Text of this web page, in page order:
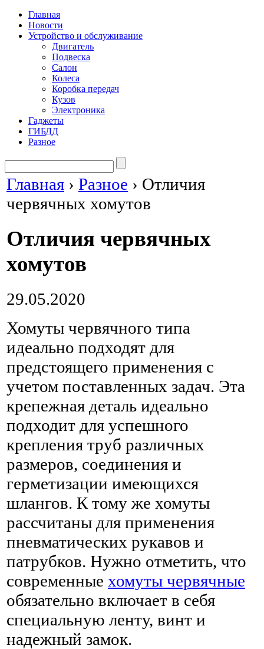
Главная
Новости
Устройство и обслуживание
Двигатель
Подвеска
Салон
Колеса
Коробка передач
Кузов
Электроника
Гаджеты
ГИБДД
Разное
Главная › Разное › Отличия
червячных хомутов
Отличия червячных
хомутов
29.05.2020
Хомуты червячного типа
идеально подходят для
предстоящего применения с
учетом поставленных задач. Эта
крепежная деталь идеально
подходит для успешного
крепления труб различных
размеров, соединения и
герметизации имеющихся
шлангов. К тому же хомуты
рассчитаны для применения
пневматических рукавов и
патрубков. Нужно отметить, что
современные хомуты червячные
обязательно включает в себя
специальную ленту, винт и
надежный замок.